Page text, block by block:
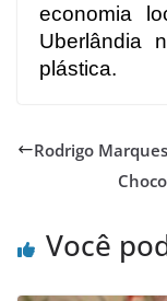
economia
Uberlândia
plástica.
Rodrigo
Você